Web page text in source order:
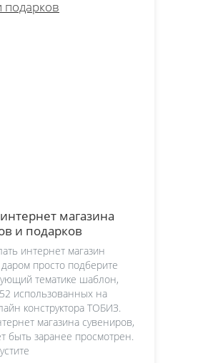
магазина
и подарков
интернет магазин
просто подберите
тематике шаблон,
использованных на
конструктора ТОБИЗ.
магазина сувениров,
быть заранее просмотрен.